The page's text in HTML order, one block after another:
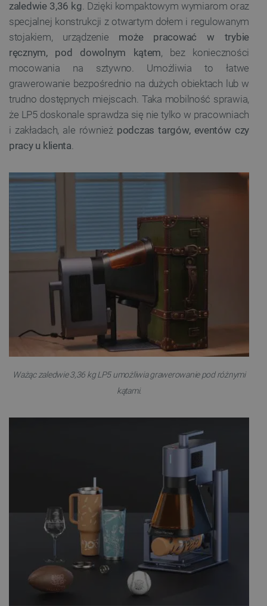
zaledwie 3,36 kg. Dzięki kompaktowym wymiarom oraz
specjalnej konstrukcji z otwartym dołem i regulowanym
stojakiem, urządzenie może pracować w trybie
ręcznym, pod dowolnym kątem, bez konieczności
mocowania na sztywno. Umożliwia to łatwe
grawerowanie bezpośrednio na dużych obiektach lub w
trudno dostępnych miejscach. Taka mobilność sprawia,
że LP5 doskonale sprawdza się nie tylko w pracowniach
i zakładach, ale również podczas targów, eventów czy
pracy u klienta.
Ważąc zaledwie 3,36 kg LP5umożliwiagrawerowanie pod różnymi
kątami.